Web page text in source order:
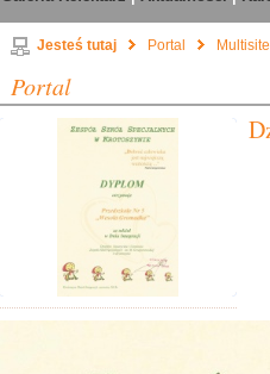
Jesteś tutaj Portal
Portal